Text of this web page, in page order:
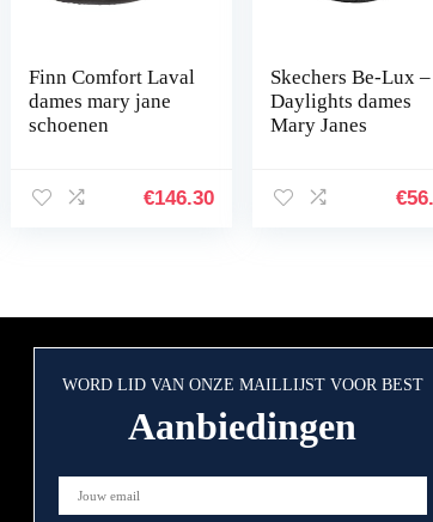
Finn Comfort Laval
dames mary jane
schoenen
€146.30
Skechers Be-Lux –
Daylights dames
Mary Janes
€
WORD LID VAN ONZE MAILLIJST VOOR BEST
Aanbiedingen